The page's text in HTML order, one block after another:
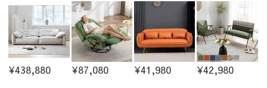
¥438,880 ¥87,080 ¥41,980 ¥42,980